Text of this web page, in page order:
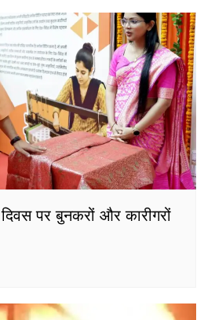
पर बुनकरों और कारीगरों